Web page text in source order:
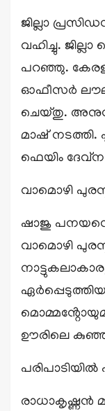
ജില്ലാ
വഹിച്ചു.
പറഞ്ഞു. കേരള
ഓഫീസർ
ചെയ്തു.
മാഷ് നടത്തി.
ഫെയിം
വാമൊഴി
ഷാജു
വാമൊഴി
ഊരിലെ
രാധാകൃഷ്ണൻ